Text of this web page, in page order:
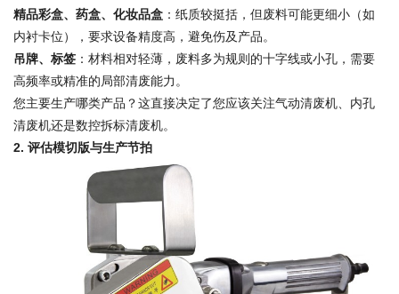
精品彩盒、药盒、化妆品盒 ：纸质较挺括，但废料可能更细小（如
内衬卡位），要求设备精度高，避免伤及产品。
吊牌、标签 ：材料相对轻薄，废料多为规则的十字线或小孔，需要
高频率或精准的局部清废能力。
您主要生产哪类产品？这直接决定了您应该关注气动清废机、内孔
清废机还是数控拆标清废机。
2. 评估模切版与生产节拍